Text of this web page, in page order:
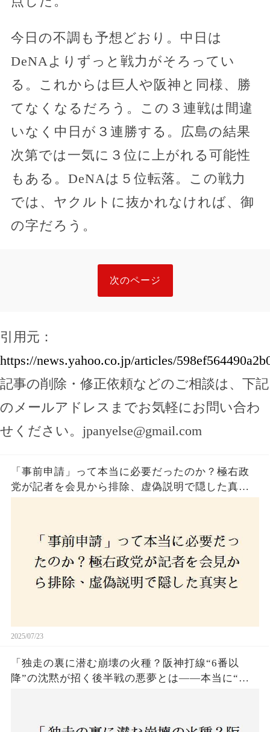
今日の不調も予想どおり。中日は
DeNAよりずっと戦力がそろってい
る。これからは巨人や阪神と同様、勝
てなくなるだろう。この３連戦は間違
いなく中日が３連勝する。広島の結果
次第では一気に３位に上がれる可能性
もある。DeNAは５位転落。この戦力
では、ヤクルトに抜かれなければ、御
の字だろう。
次のページ
引用元：
https://news.yahoo.co.jp/articles/
記事の削除・修正依頼などのご相談は、下記
のメールアドレスまでお気軽にお問い合わ
せください。 jpanyelse@gmail.com
「事前申請」って本当に必要だったのか？極右政
党が記者を会見から排除、虚偽説明で隠した真実
2025/07/23
「独走の裏に潜む崩壊の火種？阪神打線“6番以
降”の沈黙が招く後半戦の悪夢とは——本当に“強